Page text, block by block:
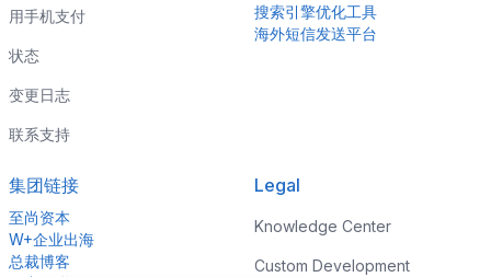
用手机支付
状态
变更日志
联系支持
搜索引擎优化工具
海外短信发送平台
集团链接
至尚资本
W+企业出海
总裁博客
Legal
Knowledge Center
Custom Development